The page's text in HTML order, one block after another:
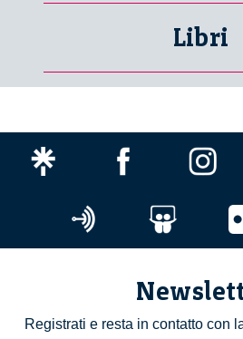
Libri
Registrati e resta in contatto con